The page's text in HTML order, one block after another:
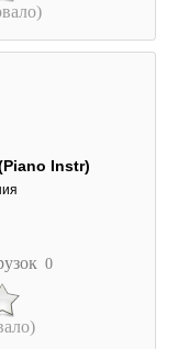
Instr)
0